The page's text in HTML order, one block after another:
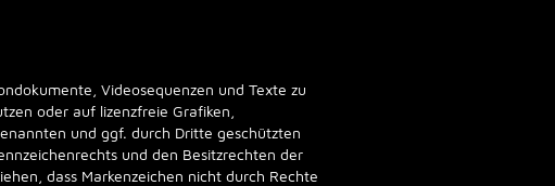
Videosequenzen und Texte zu
oder auf lizenzfreie Grafiken,
und ggf. durch Dritte geschützten
und den Besitzrechten der
dass Markenzeichen nicht durch Rechte